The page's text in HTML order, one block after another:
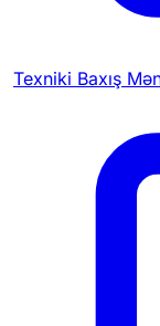
Texniki Baxış